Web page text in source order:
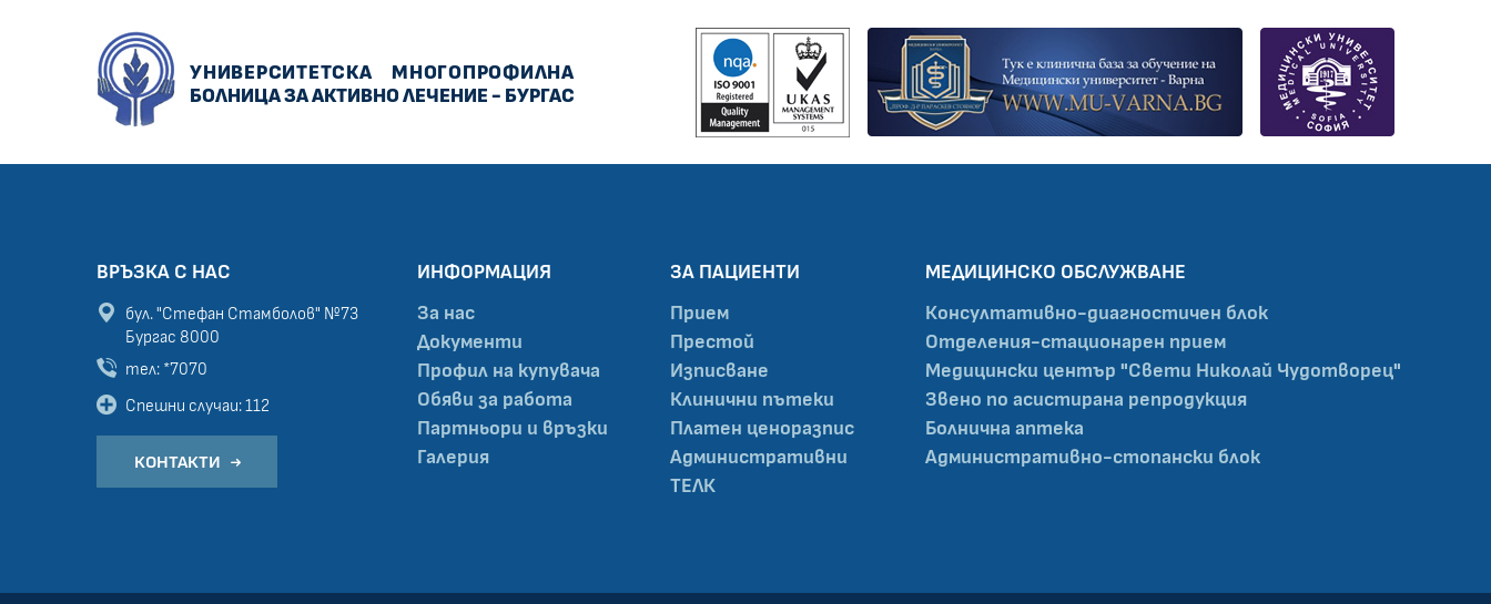
УНИВЕРСИТЕТСКА
МНОГОПРОФИЛНА
БОЛНИЦА ЗА АКТИВНО ЛЕЧЕНИЕ - БУРГАС
ВРЪЗКА С НАС
бул. "Стефан Стамболов" №73
Бургас 8000
тел: *7070
Спешни случаи: 112
КОНТАКТИ
ИНФОРМАЦИЯ
За нас
Документи
Профил на купувача
Обяви за работа
Партньори и връзки
Галерия
ЗА ПАЦИЕНТИ
Прием
Престой
Изписване
Клинични пътеки
Платен ценоразпис
Административни
ТЕЛК
МЕДИЦИНСКО ОБСЛУЖВАНЕ
Консултативно-диагностичен блок
Отделения-стационарен прием
Медицински център "Свети Николай Чудотворец"
Звено по асистирана репродукция
Болнична аптека
Административно-стопански блок